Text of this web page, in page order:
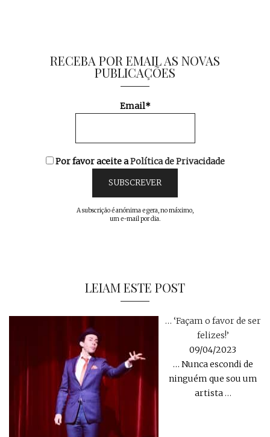
RECEBA POR EMAIL AS NOVAS
PUBLICAÇÕES
Email*
Por favor aceite aPolítica de Privacidade
A subscrição é anónima e gera, no máximo,
um e-mail por dia.
LEIAM ESTE POST
… ‘Façam o favor de ser
felizes!’
09/04/2023
… Nunca escondi de
ninguém que sou um
artista…